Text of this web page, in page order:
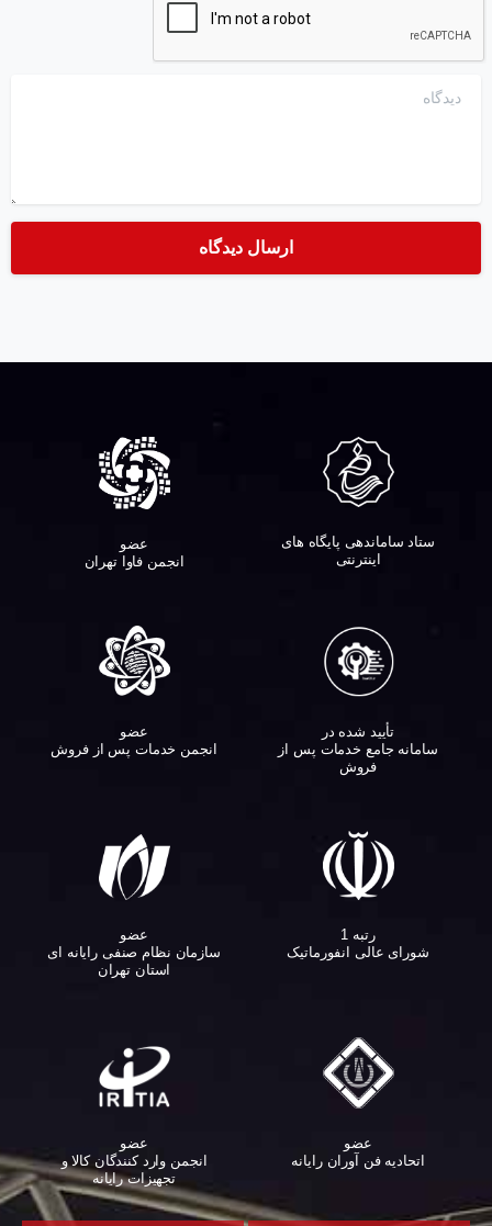
دیدگاه
ستاد ساماندهی پایگاه های
اینترنتی
عضو
انجمن فاوا تهران
تأیید شده در
سامانه جامع خدمات پس از
فروش
عضو
انجمن خدمات پس از فروش
رتبه 1
شورای عالی انفورماتیک
عضو
سازمان نظام صنفی رایانه ای
استان تهران
عضو
اتحادیه فن آوران رایانه
عضو
انجمن وارد کنندگان کالا و
تجهیزات رایانه‌